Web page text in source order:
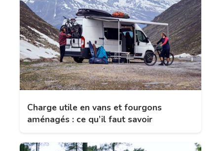
Charge utile en vans et fourgons
aménagés : ce qu’il faut savoir